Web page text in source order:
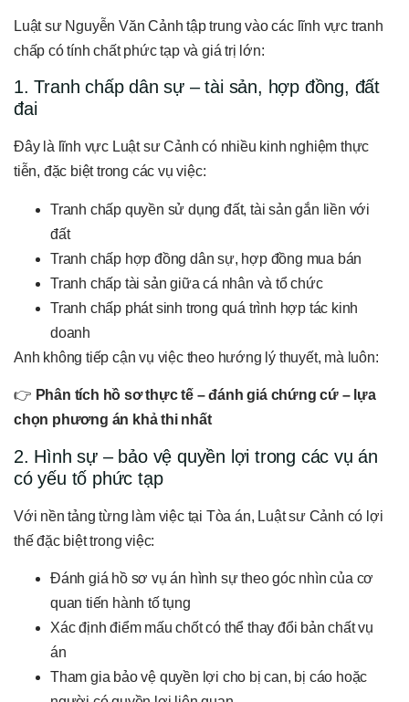
Luật sư Nguyễn Văn Cảnh tập trung vào các lĩnh vực tranh
chấp có tính chất phức tạp và giá trị lớn:
1. Tranh chấp dân sự – tài sản, hợp đồng, đất
đai
Đây là lĩnh vực Luật sư Cảnh có nhiều kinh nghiệm thực
tiễn, đặc biệt trong các vụ việc:
Tranh chấp quyền sử dụng đất, tài sản gắn liền với
đất
Tranh chấp hợp đồng dân sự, hợp đồng mua bán
Tranh chấp tài sản giữa cá nhân và tổ chức
Tranh chấp phát sinh trong quá trình hợp tác kinh
doanh
Anh không tiếp cận vụ việc theo hướng lý thuyết, mà luôn:
👉 Phân tích hồ sơ thực tế – đánh giá chứng cứ – lựa
chọn phương án khả thi nhất
2. Hình sự – bảo vệ quyền lợi trong các vụ án
có yếu tố phức tạp
Với nền tảng từng làm việc tại Tòa án, Luật sư Cảnh có lợi
thế đặc biệt trong việc:
Đánh giá hồ sơ vụ án hình sự theo góc nhìn của cơ
quan tiến hành tố tụng
Xác định điểm mấu chốt có thể thay đổi bản chất vụ
án
Tham gia bảo vệ quyền lợi cho bị can, bị cáo hoặc